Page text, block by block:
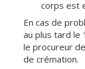
corps est
En cas de
au plus tard le
le procureur
de crémation.